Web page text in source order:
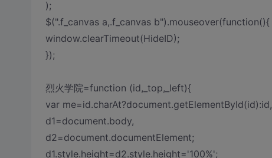
);
$(".f_canvas a,.f_canvas b").mouseover(function(){
window.clearTimeout(HideID);
});
烈火学院=function (id,_top,_left){
var me=id.charAt?document.getElementById(id):id,
d1=document.body,
d2=document.documentElement;
d1.style.height=d2.style.height='100%';